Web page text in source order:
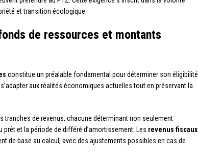
et transition écologique.
de ressources et montants
constitue un préalable fondamental pour déterminer son éligibilité
aux réalités économiques actuelles tout en préservant la
tranches de revenus, chacune déterminant non seulement
prêt et la période de différé d’amortissement. Les revenus fiscaux
de base au calcul, avec des ajustements possibles en cas de